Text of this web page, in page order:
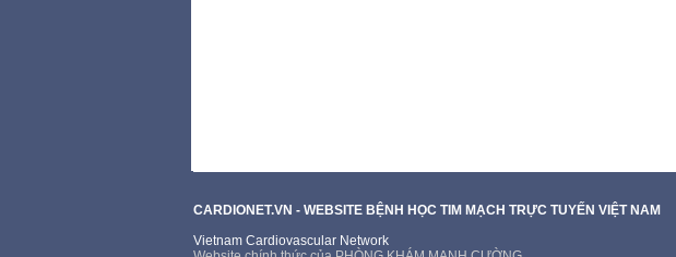
CARDIONET.VN - WEBSITE BỆNH HỌC TIM MẠCH TRỰC TUYẾN VIỆT NAM
Vietnam Cardiovascular Network